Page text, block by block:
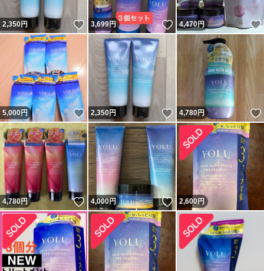
2,350円 いいね！
3,699円 いいね！
4,470円
5,000円 いいね！
2,350円 いいね！
4,780円
4,780円 いいね！
4,000円 いいね！
2,600円